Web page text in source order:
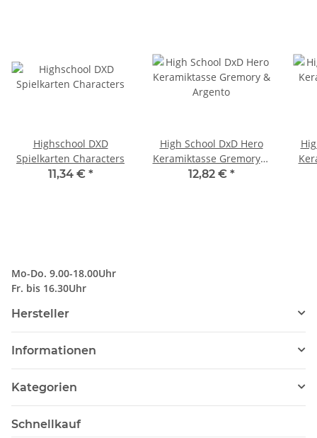
Highschool DXD
Spielkarten Characters
11,34 € *
High School DxD Hero
Keramiktasse Gremory &
Argento
12,82 € *
Mo-Do. 9.00-18.00Uhr
Fr. bis 16.30Uhr
Hersteller
Informationen
Kategorien
Schnellkauf